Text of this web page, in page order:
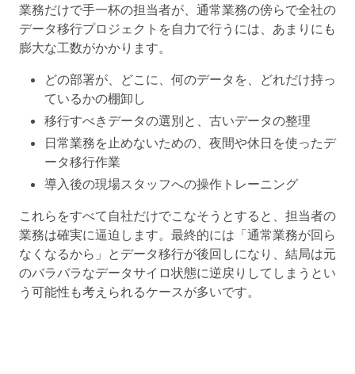
業務だけで手一杯の担当者が、通常業務の傍らで全社の
データ移行プロジェクトを自力で行うには、あまりにも
膨大な工数がかかります。
どの部署が、どこに、何のデータを、どれだけ持っ
ているかの棚卸し
移行すべきデータの選別と、古いデータの整理
日常業務を止めないための、夜間や休日を使ったデ
ータ移行作業
導入後の現場スタッフへの操作トレーニング
これらをすべて自社だけでこなそうとすると、担当者の
業務は確実に逼迫します。最終的には「通常業務が回ら
なくなるから」とデータ移行が後回しになり、結局は元
のバラバラなデータサイロ状態に逆戻りしてしまうとい
う可能性も考えられるケースが多いです。